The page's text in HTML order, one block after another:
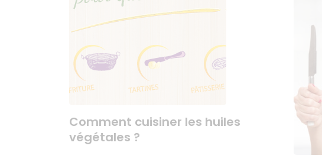
Comment cuisiner les huiles
végétales ?